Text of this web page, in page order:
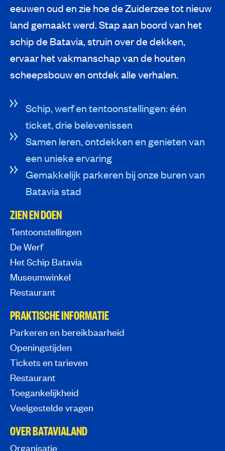
eeuwen oud en zie hoe de Zuiderzee tot nieuw
land gemaakt werd. Stap aan boord van het
schip de Batavia, struin over de dekken,
ervaar het vakmanschap van de houten
scheepsbouw en ontdek alle verhalen.
Schip, werf en tentoonstellingen: één
ticket, drie belevenissen
Samen leren, ontdekken en genieten van
een unieke ervaring
Gemakkelijk parkeren bij onze buren van
Batavia stad
ZIEN EN DOEN
Tentoonstellingen
De Werf
Het Schip Batavia
Museumwinkel
Restaurant
PRAKTISCHE INFORMATIE
Parkeren en bereikbaarheid
Openingstijden
Tickets en tarieven
Restaurant
Toegankelijkheid
Veelgestelde vragen
OVER BATAVIALAND
Organisatie